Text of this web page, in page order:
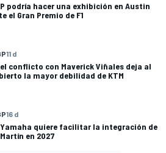
podría hacer una exhibición en Austin
el Gran Premio de F1
11 d
conflicto con Maverick Viñales deja al
la mayor debilidad de KTM
16 d
Yamaha quiere facilitar la integración de
en 2027